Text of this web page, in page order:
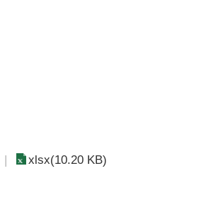
xlsx(10.20 KB)